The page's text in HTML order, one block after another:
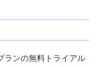
ランの無料トライアル